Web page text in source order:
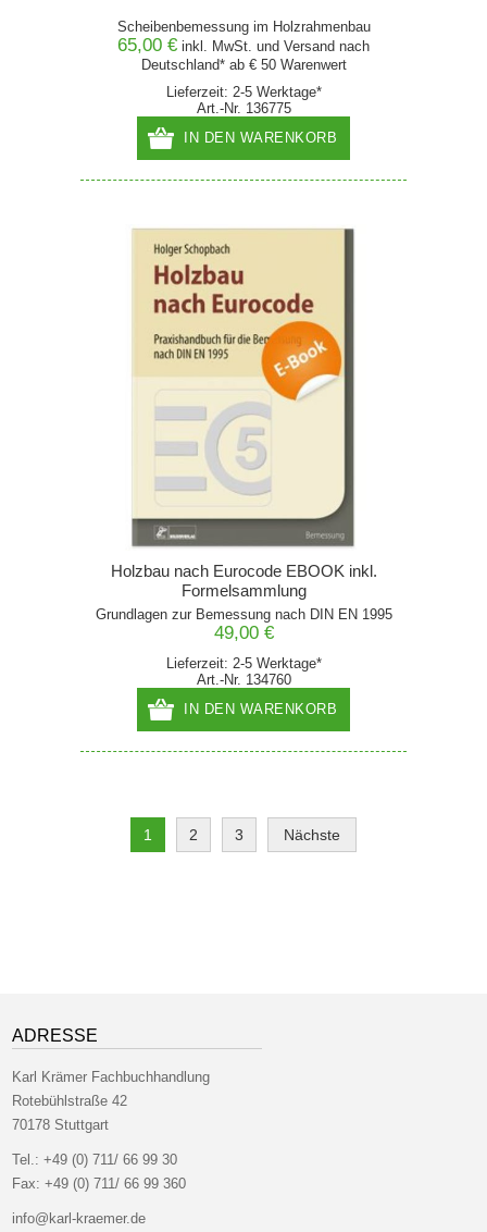
Scheibenbemessung im Holzrahmenbau
65,00 € inkl. MwSt. und Versand nach
Deutschland* ab € 50 Warenwert
Lieferzeit: 2-5 Werktage*
Art.-Nr. 136775
IN DEN WARENKORB
Holzbau nach Eurocode EBOOK inkl.
Formelsammlung
Grundlagen zur Bemessung nach DIN EN 1995
49,00 €
Lieferzeit: 2-5 Werktage*
Art.-Nr. 134760
IN DEN WARENKORB
1 2 3 Nächste
ADRESSE
Karl Krämer Fachbuchhandlung
Rotebühlstraße 42
70178 Stuttgart
Tel.:+49 (0) 711/ 66 99 30
Fax: +49 (0) 711/ 66 99 360
info@karl-kraemer.de